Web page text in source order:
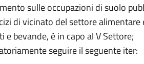
sulle occupazioni di suolo
di vicinato del settore
bevande, è in capo al V Settore;
seguire il seguente iter: